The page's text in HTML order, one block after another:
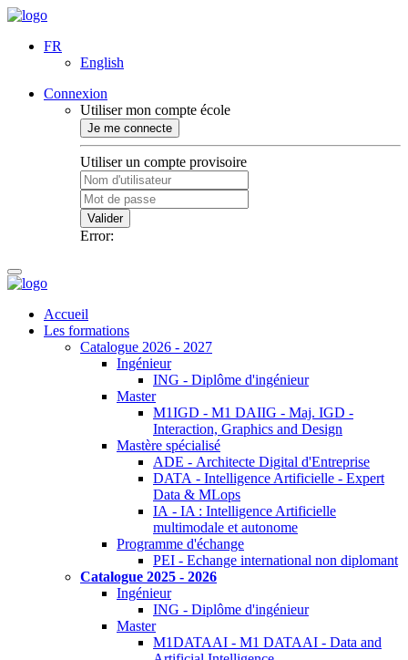
FR
English
Connexion
Utiliser mon compte école
Je me connecte
Utiliser un compte provisoire
Valider
Error:
Accueil
Les formations
Catalogue 2026 - 2027
Ingénieur
ING - Diplôme d'ingénieur
Master
M1IGD - M1 DAIIG - Maj. IGD -
Interaction, Graphics and Design
Mastère spécialisé
ADE - Architecte Digital d'Entreprise
DATA - Intelligence Artificielle - Expert
Data & MLops
IA - IA : Intelligence Artificielle
multimodale et autonome
Programme d'échange
PEI - Echange international non diplomant
Catalogue 2025 - 2026
Ingénieur
ING - Diplôme d'ingénieur
Master
M1DATAAI - M1 DATAAI - Data and